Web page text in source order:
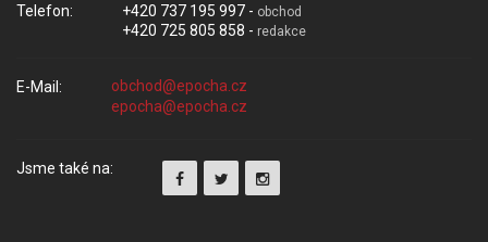
Telefon: +420 737 195 997 - obchod
+420 725 805 858 - redakce
E-Mail:
Jsme také na: